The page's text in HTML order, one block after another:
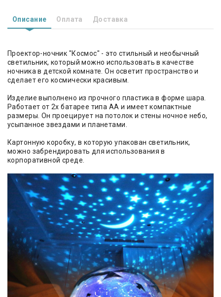
Описание Оплата Доставка
Проектор-ночник "Космос" - это стильный и необычный
светильник, который можно использовать в качестве
ночника в детской комнате. Он осветит пространство и
сделает его космически красивым.
Изделие выполнено из прочного пластика в форме шара.
Работает от 2х батарее типа АА и имеет компактные
размеры. Он проецирует на потолок и стены ночное небо,
усыпанное звездами и планетами.
Картонную коробку, в которую упакован светильник,
можно забрендировать для использования в
корпоративной среде.